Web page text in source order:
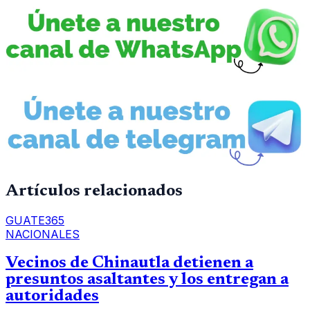
Artículos relacionados
GUATE365
NACIONALES
Vecinos de Chinautla detienen a
presuntos asaltantes y los entregan a
autoridades